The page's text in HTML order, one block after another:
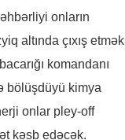
onların
altında çıxış
komandanı
bölüşdüyü kimya
onlar pley-off
kəsb edəcək.